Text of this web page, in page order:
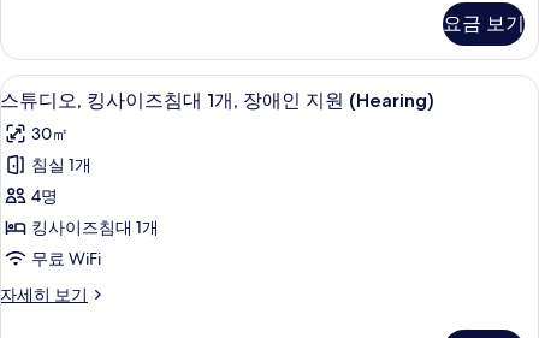
진
모
두
보
기
자
세
히
보
기
대
개,
장
애
인
지
원,
욕
킹
사
이
침
대
개,
장
애
인
지
요금 보기
스
튜
디
오,
킹
사
즈
객실 내 금고, 책상, 노트북 작업 공간,
10
스튜디오, 킹사이즈침대 1개, 장애인 지원 (Hearing)
30㎡
침실 1개
4명
킹사이즈침대 1개
무료 WiFi
자세히 보기
스